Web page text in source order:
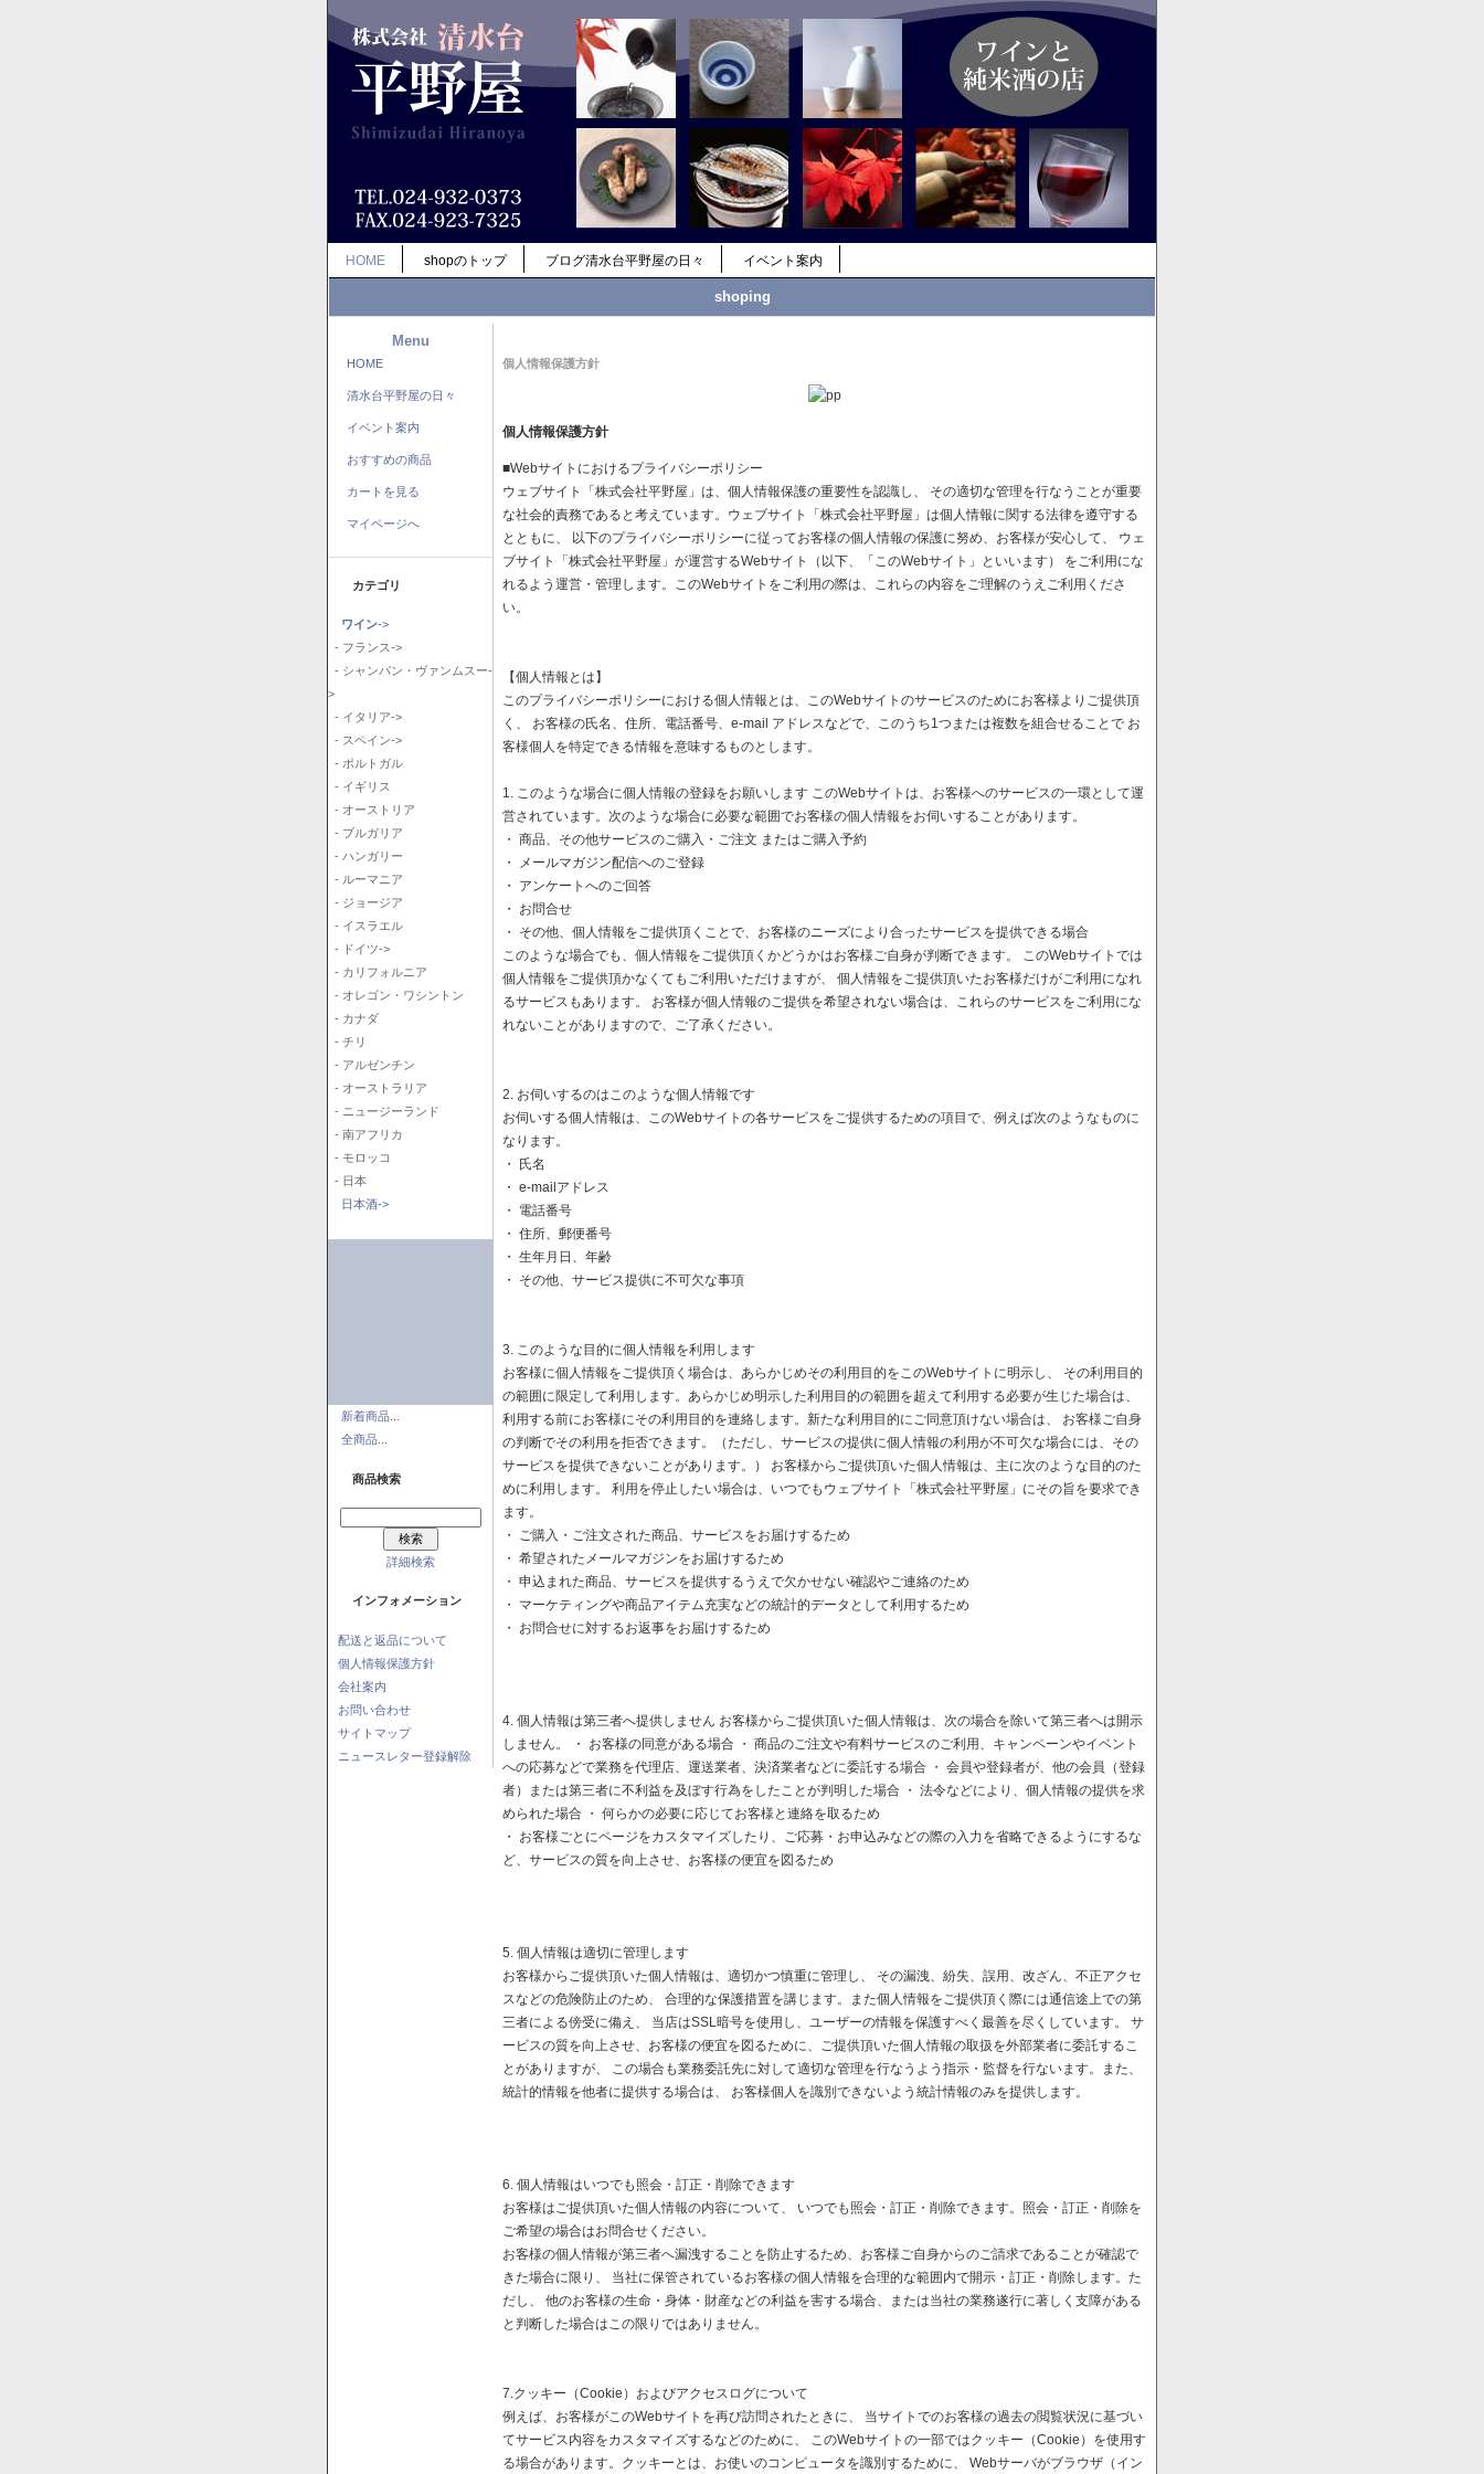
HOME shopのトップ ブログ清水台平野屋の日々 イベント案内
shoping
Menu
HOME
清水台平野屋の日々
イベント案内
おすすめの商品
カートを見る
マイページへ
カテゴリ
ワイン->
- フランス->
- シャンパン・ヴァンムスー-
>
- イタリア->
- スペイン->
- ポルトガル
- イギリス
- オーストリア
- ブルガリア
- ハンガリー
- ルーマニア
- ジョージア
- イスラエル
- ドイツ->
- カリフォルニア
- オレゴン・ワシントン
- カナダ
- チリ
- アルゼンチン
- オーストラリア
- ニュージーランド
- 南アフリカ
- モロッコ
- 日本
日本酒->
新着商品...
全商品...
商品検索
詳細検索
インフォメーション
配送と返品について
個人情報保護方針
会社案内
お問い合わせ
サイトマップ
ニュースレター登録解除
個人情報保護方針
個人情報保護方針
■Webサイトにおけるプライバシーポリシー
ウェブサイト「株式会社平野屋」は、個人情報保護の重要性を認識し、 その適切な管理を行なうことが重要
な社会的責務であると考えています。ウェブサイト「株式会社平野屋」は個人情報に関する法律を遵守する
とともに、 以下のプライバシーポリシーに従ってお客様の個人情報の保護に努め、お客様が安心して、 ウェ
ブサイト「株式会社平野屋」が運営するWebサイト（以下、「このWebサイト」といいます） をご利用にな
れるよう運営・管理します。このWebサイトをご利用の際は、これらの内容をご理解のうえご利用くださ
い。
【個人情報とは】
このプライバシーポリシーにおける個人情報とは、このWebサイトのサービスのためにお客様よりご提供頂
く、 お客様の氏名、住所、電話番号、e-mail アドレスなどで、このうち1つまたは複数を組合せることで お
客様個人を特定できる情報を意味するものとします。
1. このような場合に個人情報の登録をお願いします このWebサイトは、お客様へのサービスの一環として運
営されています。次のような場合に必要な範囲でお客様の個人情報をお伺いすることがあります。
・ 商品、その他サービスのご購入・ご注文 またはご購入予約
・ メールマガジン配信へのご登録
・ アンケートへのご回答
・ お問合せ
・ その他、個人情報をご提供頂くことで、お客様のニーズにより合ったサービスを提供できる場合
このような場合でも、個人情報をご提供頂くかどうかはお客様ご自身が判断できます。 このWebサイトでは
個人情報をご提供頂かなくてもご利用いただけますが、 個人情報をご提供頂いたお客様だけがご利用になれ
るサービスもあります。 お客様が個人情報のご提供を希望されない場合は、これらのサービスをご利用にな
れないことがありますので、ご了承ください。
2. お伺いするのはこのような個人情報です
お伺いする個人情報は、このWebサイトの各サービスをご提供するための項目で、例えば次のようなものに
なります。
・ 氏名
・ e-mailアドレス
・ 電話番号
・ 住所、郵便番号
・ 生年月日、年齢
・ その他、サービス提供に不可欠な事項
3. このような目的に個人情報を利用します
お客様に個人情報をご提供頂く場合は、あらかじめその利用目的をこのWebサイトに明示し、 その利用目的
の範囲に限定して利用します。あらかじめ明示した利用目的の範囲を超えて利用する必要が生じた場合は、
利用する前にお客様にその利用目的を連絡します。新たな利用目的にご同意頂けない場合は、 お客様ご自身
の判断でその利用を拒否できます。（ただし、サービスの提供に個人情報の利用が不可欠な場合には、その
サービスを提供できないことがあります。） お客様からご提供頂いた個人情報は、主に次のような目的のた
めに利用します。 利用を停止したい場合は、いつでもウェブサイト「株式会社平野屋」にその旨を要求でき
ます。
・ ご購入・ご注文された商品、サービスをお届けするため
・ 希望されたメールマガジンをお届けするため
・ 申込まれた商品、サービスを提供するうえで欠かせない確認やご連絡のため
・ マーケティングや商品アイテム充実などの統計的データとして利用するため
・ お問合せに対するお返事をお届けするため
4. 個人情報は第三者へ提供しません お客様からご提供頂いた個人情報は、次の場合を除いて第三者へは開示
しません。 ・ お客様の同意がある場合 ・ 商品のご注文や有料サービスのご利用、キャンペーンやイベント
への応募などで業務を代理店、運送業者、決済業者などに委託する場合 ・ 会員や登録者が、他の会員（登録
者）または第三者に不利益を及ぼす行為をしたことが判明した場合 ・ 法令などにより、個人情報の提供を求
められた場合 ・ 何らかの必要に応じてお客様と連絡を取るため
・ お客様ごとにページをカスタマイズしたり、ご応募・お申込みなどの際の入力を省略できるようにするな
ど、サービスの質を向上させ、お客様の便宜を図るため
5. 個人情報は適切に管理します
お客様からご提供頂いた個人情報は、適切かつ慎重に管理し、 その漏洩、紛失、誤用、改ざん、不正アクセ
スなどの危険防止のため、 合理的な保護措置を講じます。また個人情報をご提供頂く際には通信途上での第
三者による傍受に備え、 当店はSSL暗号を使用し、ユーザーの情報を保護すべく最善を尽くしています。 サ
ービスの質を向上させ、お客様の便宜を図るために、ご提供頂いた個人情報の取扱を外部業者に委託するこ
とがありますが、 この場合も業務委託先に対して適切な管理を行なうよう指示・監督を行ないます。また、
統計的情報を他者に提供する場合は、 お客様個人を識別できないよう統計情報のみを提供します。
6. 個人情報はいつでも照会・訂正・削除できます
お客様はご提供頂いた個人情報の内容について、 いつでも照会・訂正・削除できます。照会・訂正・削除を
ご希望の場合はお問合せください。
お客様の個人情報が第三者へ漏洩することを防止するため、お客様ご自身からのご請求であることが確認で
きた場合に限り、 当社に保管されているお客様の個人情報を合理的な範囲内で開示・訂正・削除します。た
だし、 他のお客様の生命・身体・財産などの利益を害する場合、または当社の業務遂行に著しく支障がある
と判断した場合はこの限りではありません。
7.クッキー（Cookie）およびアクセスログについて
例えば、お客様がこのWebサイトを再び訪問されたときに、 当サイトでのお客様の過去の閲覧状況に基づい
てサービス内容をカスタマイズするなどのために、 このWebサイトの一部ではクッキー（Cookie）を使用す
る場合があります。クッキーとは、お使いのコンピュータを識別するために、 Webサーバがブラウザ（イン